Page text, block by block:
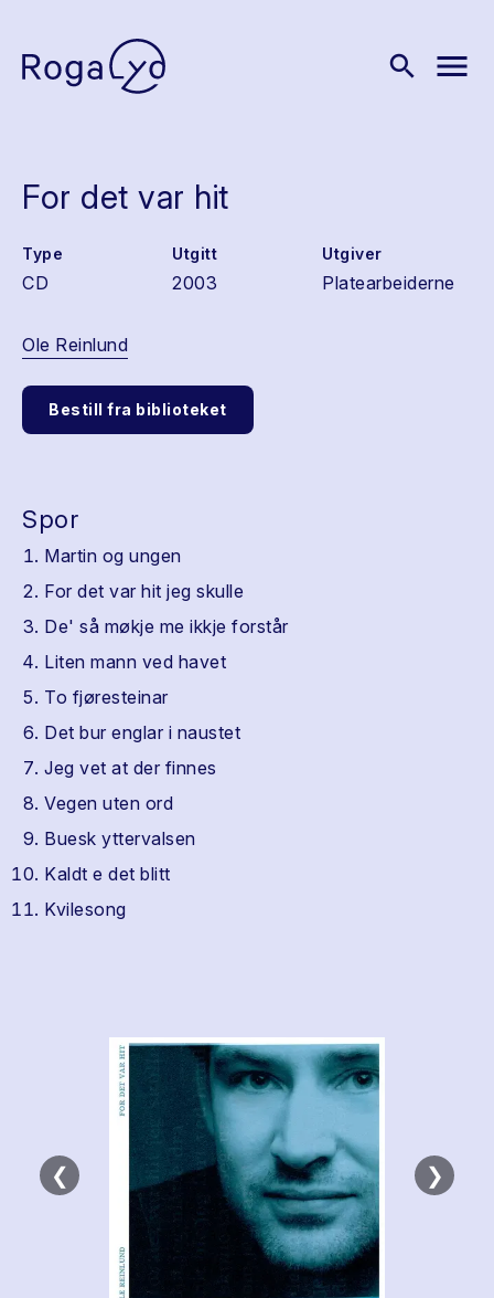
search menu
For det var hit
Type
CD
Utgitt
2003
Utgiver
Platearbeiderne
Ole Reinlund
Bestill fra biblioteket
Spor
Martin og ungen
For det var hit jeg skulle
De' så møkje me ikkje forstår
Liten mann ved havet
To fjøresteinar
Det bur englar i naustet
Jeg vet at der finnes
Vegen uten ord
Buesk yttervalsen
Kaldt e det blitt
Kvilesong
❮ ❯